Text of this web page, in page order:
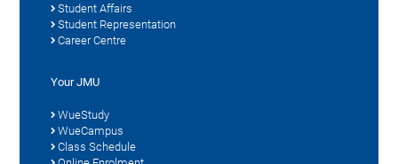
Student Affairs
Student Representation
Career Centre
Your JMU
WueStudy
WueCampus
Class Schedule